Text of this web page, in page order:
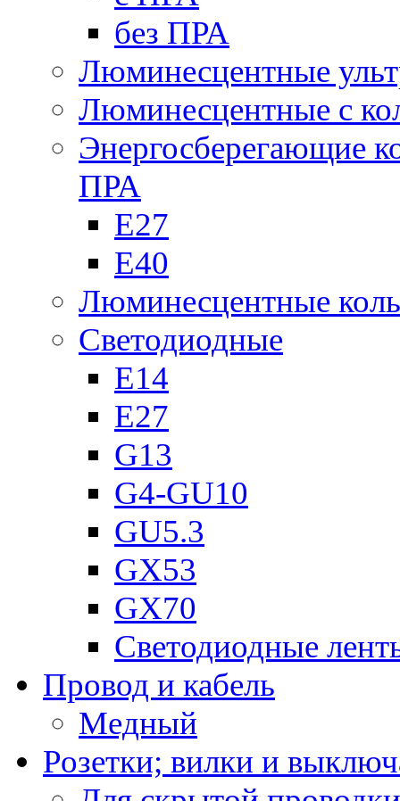
без ПРА
Люминесцентные
Люминесцентные с
Энергосберегающие
ПРА
Е27
Е40
Люминесцентные
Светодиодные
Е14
Е27
G13
G4-GU10
GU5.3
GX53
GX70
Светодиодные
Провод и кабель
Медный
Розетки; вилки и